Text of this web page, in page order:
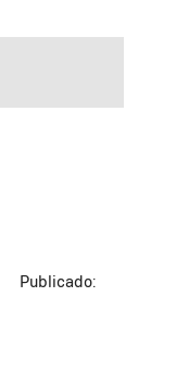
Publicado: